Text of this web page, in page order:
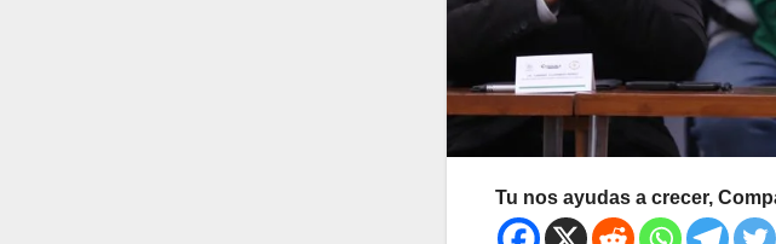
Tu nos ayudas a crecer,